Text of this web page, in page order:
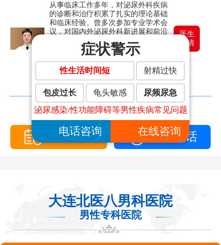
从事临床工作多年，对泌尿外科疾病
的诊断和治疗积累了扎实的理论基础
和临床经验。曾多次参加专业学术会
议，对国内外泌尿外科新进展和前沿
技术有较深的了解,擅长中西医结合解
决男性生殖健康问题，如前列腺炎、
阳痿、早泄、男性肾虚症、性功能障
碍等，特别是在少精、弱精等男性不
育的诊治上有较深的造诣,临床治疗效
果极好，深受广大患者的好评。...
医生
详情
>> 查看更多医生信息 <<
在线预约 拨打电话
大连北医八男科医院
男性专科医院
症状警示
性生活时间短 射精过快
包皮过长 龟头敏感
尿频尿急
泌尿感染/性功能障碍等男性疾病常见问题
电话咨询 在线咨询